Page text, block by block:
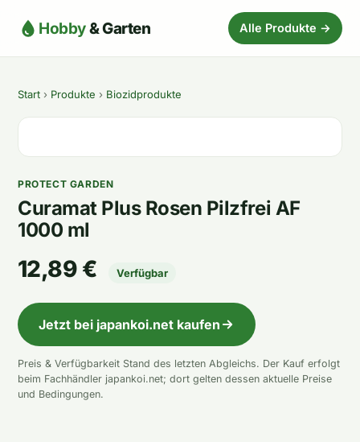
Hobby& Garten Alle Produkte →
Start › Produkte › Biozidprodukte
PROTECT GARDEN
Curamat Plus Rosen Pilzfrei AF
1000 ml
12,89 € Verfügbar
Jetzt bei japankoi.net kaufen
Preis & Verfügbarkeit Stand des letzten Abgleichs. Der Kauf erfolgt
beim Fachhändler japankoi.net; dort gelten dessen aktuelle Preise
und Bedingungen.